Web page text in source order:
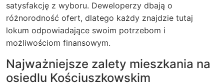
satysfakcję z wyboru. Deweloperzy dbają o
różnorodność ofert, dlatego każdy znajdzie tutaj
lokum odpowiadające swoim potrzebom i
możliwościom finansowym.
Najważniejsze zalety mieszkania na
osiedlu Kościuszkowskim